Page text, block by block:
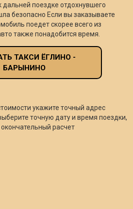
дальней поездке отдохнувшего
безопасно Если вы заказываете
поедет скорее всего из
также понадобится время.
ТАКСИ ЁГЛИНО -
БАРЫНИНО
укажите точный адрес
точную дату и время поездки,
расчет